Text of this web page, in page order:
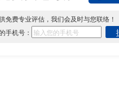
免费专业评估，我们会及时与您联络！
手机号：